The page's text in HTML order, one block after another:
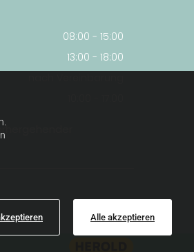
Alle akzeptieren
08:00 - 15:00
13:00 - 18:00